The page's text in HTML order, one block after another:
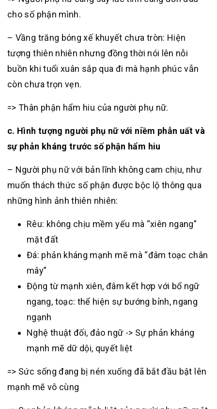
cho số phận mình.
– Vầng trăng bóng xế khuyết chưa tròn: Hiện
tượng thiên nhiên nhưng đồng thời nói lên nỗi
buồn khi tuổi xuân sắp qua đi mà hạnh phúc vẫn
còn chưa trọn vẹn.
=> Thân phận hẩm hiu của người phụ nữ.
c. Hình tượng người phụ nữ với niềm phẫn uất và
sự phản kháng trước số phận hẩm hiu
– Người phụ nữ với bản lĩnh không cam chịu, như
muốn thách thức số phận được bộc lộ thông qua
những hình ảnh thiên nhiên:
Rêu: không chịu mềm yếu mà “xiên ngang”
mặt đất
Đá: phản kháng mạnh mẽ mà “đâm toạc chân
mây”
Động từ mạnh xiên, đâm kết hợp với bổ ngữ
ngang, toạc: thể hiện sự bướng bỉnh, ngang
ngạnh
Nghệ thuật đối, đảo ngữ -> Sự phản kháng
mạnh mẽ dữ dội, quyết liệt
=> Sức sống đang bị nén xuống đã bắt đầu bật lên
mạnh mẽ vô cùng